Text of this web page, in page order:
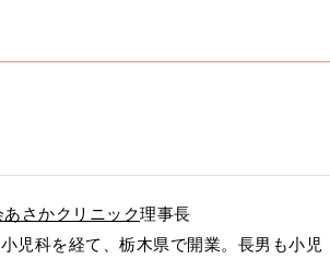
さかクリニック理事長
児科を経て、栃木県で開業。長男も小児